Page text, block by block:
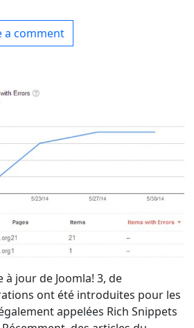
a comment
à jour de Joomla! 3, de
ont été introduites pour les
appelées Rich Snippets